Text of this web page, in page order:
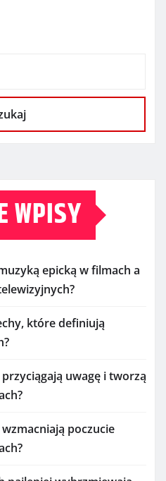
WPISY
epicką w filmach a
które definiują
uwagę i tworzą
poczucie